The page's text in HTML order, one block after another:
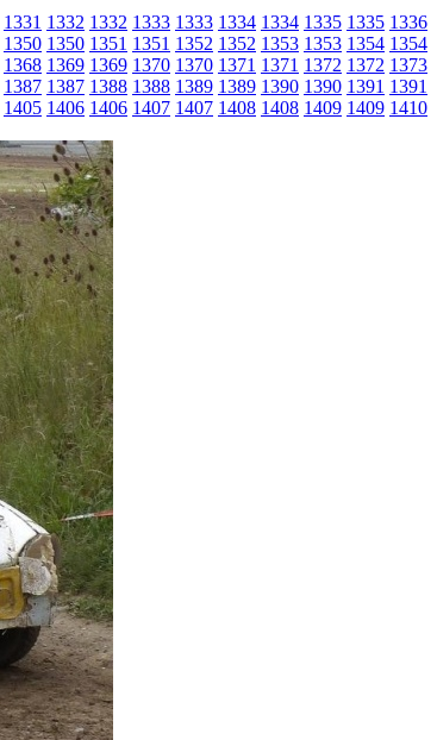
1331 1332 1332 1333 1333 1334 1334 1335 1335 1336
1350 1350 1351 1351 1352 1352 1353 1353 1354 1354
1368 1369 1369 1370 1370 1371 1371 1372 1372 1373
1387 1387 1388 1388 1389 1389 1390 1390 1391 1391
1405 1406 1406 1407 1407 1408 1408 1409 1409 1410